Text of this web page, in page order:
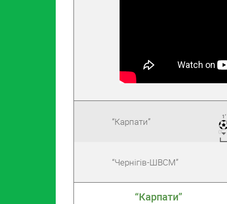
“Карпати”
“Чернігів-ШВСМ”
1’
“Карпати”